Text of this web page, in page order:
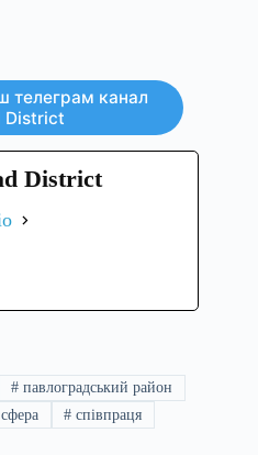
телеграм канал
District
District
# павлоградський район
# співпраця